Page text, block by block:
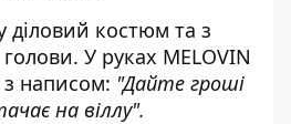
діловий костюм та з
У руках MELOVIN
написом: "Дайте гроші
на віллу".